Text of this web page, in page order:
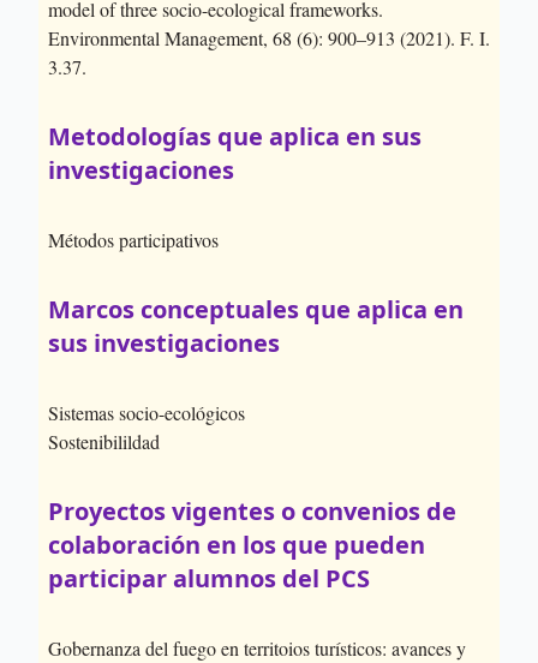
model of three socio-ecological frameworks.
Environmental Management, 68 (6): 900–913 (2021). F. I.
3.37.
Metodologías que aplica en sus
investigaciones
Métodos participativos
Marcos conceptuales que aplica en
sus investigaciones
Sistemas socio-ecológicos
Sostenibilildad
Proyectos vigentes o convenios de
colaboración en los que pueden
participar alumnos del PCS
Gobernanza del fuego en territoios turísticos: avances y